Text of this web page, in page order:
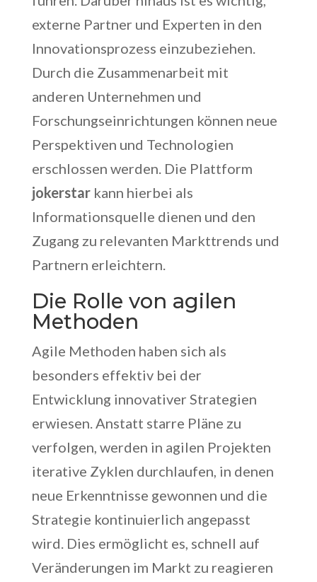
externe Partner und Experten in den
Innovationsprozess einzubeziehen.
Durch die Zusammenarbeit mit
anderen Unternehmen und
Forschungseinrichtungen können neue
Perspektiven und Technologien
erschlossen werden. Die Plattform
jokerstarkann hierbei als
Informationsquelle dienen und den
Zugang zu relevanten Markttrends und
Partnern erleichtern.
Die Rolle von agilen
Methoden
Agile Methoden haben sich als
besonders effektiv bei der
Entwicklung innovativer Strategien
erwiesen. Anstatt starre Pläne zu
verfolgen, werden in agilen Projekten
iterative Zyklen durchlaufen, in denen
neue Erkenntnisse gewonnen und die
Strategie kontinuierlich angepasst
wird. Dies ermöglicht es, schnell auf
Veränderungen im Markt zu reagieren